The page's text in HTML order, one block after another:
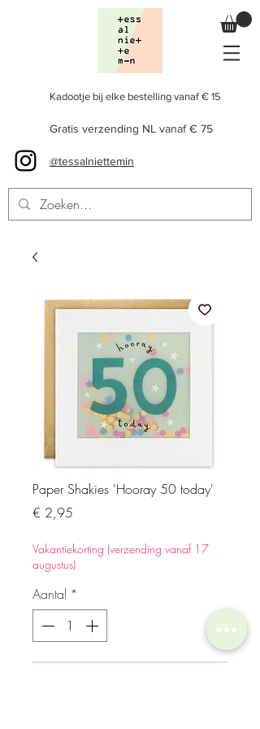
Kadootje bij elke bestelling vanaf € 15
Gratis verzending NL vanaf € 75
@tessalniettemin
Paper Shakies 'Hooray 50 today'
€ 2,95
Vakantiekorting (verzending vanaf 17
augustus)
Aantal *